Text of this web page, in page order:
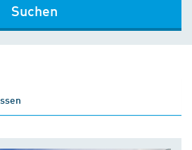
Suchen